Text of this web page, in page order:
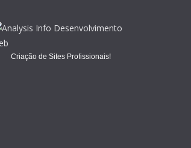
Criação de Sites Profissionais!